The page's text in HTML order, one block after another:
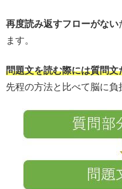
再度読み返すフローがない
ます。
問題文を読む際には質問
先程の方法と比べて脳に負